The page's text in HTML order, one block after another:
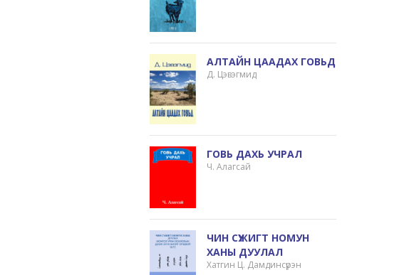
АЛТАЙН ЦААДАХ ГОВЬД
Д. Цэвэгмид
ГОВЬ ДАХЬ УЧРАЛ
Ч. Алагсай
ЧИН СҮЖИГТ НОМУН
ХАНЫ ДУУЛАЛ
Хатгин Ц. Дамдинсүрэн